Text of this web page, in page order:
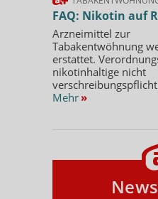
FAQ: Nikotin auf
Arzneimittel zur
Tabakentwöhnung
erstattet.
nikotinhaltige nicht
Mehr »